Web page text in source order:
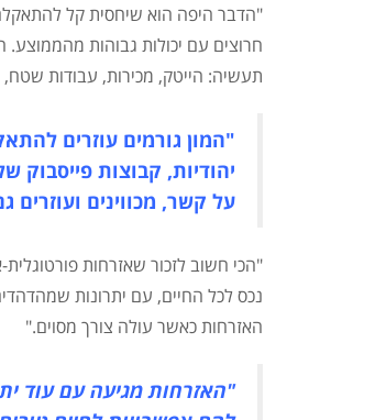
"הדבר היפה הוא שיחסית קל
חרוצים עם יכולות גבוהות מהממוצע.
תעשיה: הייטק, מכירות, עבודות שטח,
"המון גורמים עוזרים
יהודיות, קבוצות
על קשר, מכווינים
"הכי חשוב לזכור שאזרחות
נכס לכל החיים, עם יתרונות
האזרחות כאשר עולה צורך מסוים."
"האזרחות מגיעה עם עוד